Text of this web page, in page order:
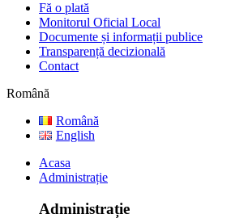
Fă o plată
Monitorul Oficial Local
Documente și informații publice
Transparență decizională
Contact
Română
Română
English
Acasa
Administrație
Administrație